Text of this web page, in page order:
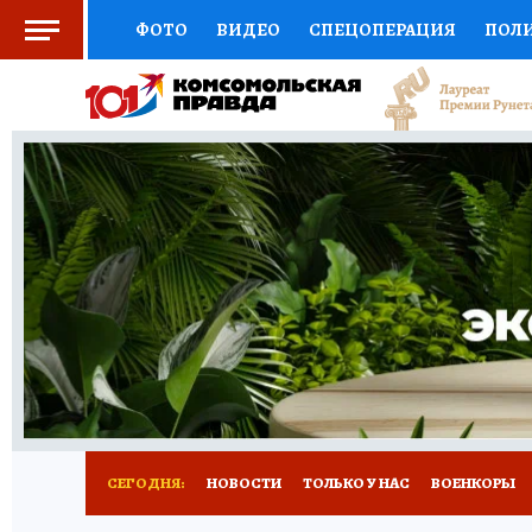
ФОТО ВИДЕО СПЕЦОПЕРАЦИЯ
СОЦПОДДЕРЖКА НАУКА СПЕЦПРОЕКТЫ
НАЦИОНАЛЬНЫЕ ПРОЕКТЫ РОССИИ
ЖЕНСКИЕ СЕКРЕТЫ ПУТЕВОДИТЕЛЬ
ДЕФИЦИТ ЖЕЛЕЗА ПРЕСС-ЦЕНТР
РЕКЛАМА ТЕСТЫ НОВОЕ НА САЙТЕ
СЕГОДНЯ: НОВОСТИ ТОЛЬКО У НАС ВОЕНКОРЫ